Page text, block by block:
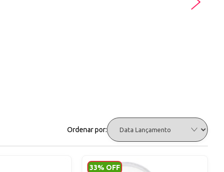
Ordenar por:
33% OFF